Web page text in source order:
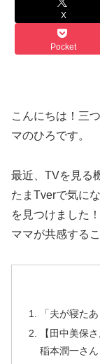
X
Pocket
こんにちは！三
マのひろです。
最近、TVを見る
たまTverで気に
を見つけました
ママが共感する
「夫が寝た
【田中美保
稲本潤一さ